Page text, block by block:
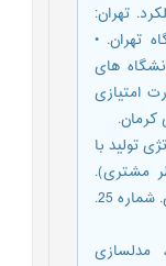
عملکرد. تهران:
تهران. •
دانشگاه های
امتیازی
تولید با
مشتری).
ماهنامه پژوهش های مدیریت و حسابداری. شماره 25.
و آرش رضازاده (1392)، مدلسازی